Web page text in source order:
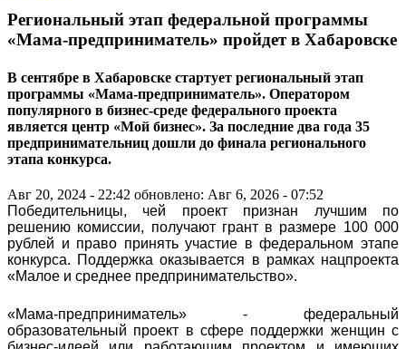
Региональный этап федеральной программы
«Мама-предприниматель» пройдет в Хабаровске
В сентябре в Хабаровске стартует региональный этап
программы «Мама-предприниматель». Оператором
популярного в бизнес-среде федерального проекта
является центр «Мой бизнес». За последние два года 35
предпринимательниц дошли до финала регионального
этапа конкурса.
Авг 20, 2024 - 22:42 обновлено: Авг 6, 2026 - 07:52
Победительницы, чей проект признан лучшим по
решению комиссии, получают грант в размере 100 000
рублей и право принять участие в федеральном этапе
конкурса. Поддержка оказывается в рамках нацпроекта
«Малое и среднее предпринимательство».
«Мама-предприниматель» - федеральный
образовательный проект в сфере поддержки женщин с